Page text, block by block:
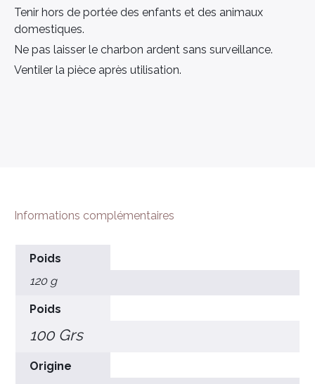
Tenir hors de portée des enfants et des animaux
domestiques.
Ne pas laisser le charbon ardent sans surveillance.
Ventiler la pièce après utilisation.
Informations complémentaires
Poids
120 g
Poids
100 Grs
Origine